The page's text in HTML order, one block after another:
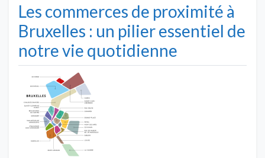
Les commerces de proximité à
Bruxelles : un pilier essentiel de
notre vie quotidienne